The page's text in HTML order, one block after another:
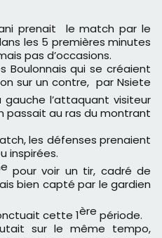
les 5 premières minutes
pas d’occasions.
Boulonnais qui se créaient
sur un contre, par Nsiete
gauche l’attaquant visiteur
passait au ras du montrant
les défenses prenaient
inspirées.
pour voir un tir, cadré de
bien capté par le gardien
cette 1ère période.
sur le même tempo,